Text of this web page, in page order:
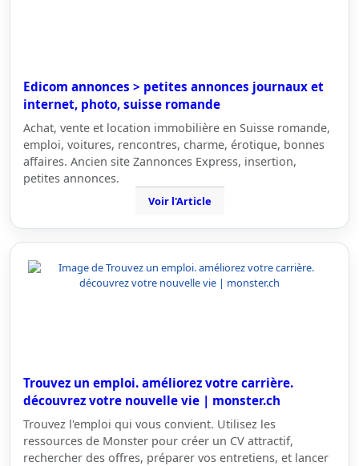
Edicom annonces > petites annonces journaux et
internet, photo, suisse romande
Achat, vente et location immobilière en Suisse romande,
emploi, voitures, rencontres, charme, érotique, bonnes
affaires. Ancien site Zannonces Express, insertion,
petites annonces.
Voir l'Article
Trouvez un emploi. améliorez votre carrière.
découvrez votre nouvelle vie | monster.ch
Trouvez l'emploi qui vous convient. Utilisez les
ressources de Monster pour créer un CV attractif,
rechercher des offres, préparer vos entretiens, et lancer